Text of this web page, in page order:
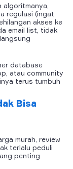
regulasi (ingat
akses ke
email list, tidak
database
atau community
terus tumbuh
Bisa
murah, review
terlalu peduli
penting